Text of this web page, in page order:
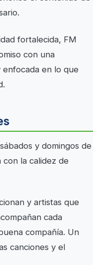
fortalecida, FM
con una
enfocada en lo que
y domingos de
con la calidez de
y artistas que
cada
compañía. Un
canciones y el